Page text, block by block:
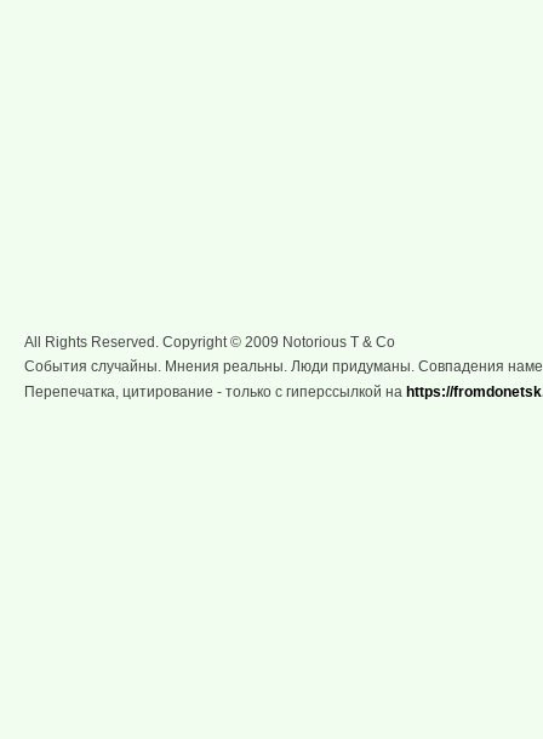
All Rights Reserved. Copyright © 2009 Notorious T & Co
События случайны. Мнения реальны. Люди придуманы. Совпадения
Перепечатка, цитирование - только с гиперссылкой на https://